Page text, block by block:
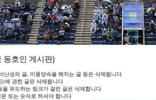
동호인 게시판)
난성의 글, 미풍양속을 해치는 글 등은 삭제됩니다
에 관한 글은 삭제됩니다
유도하는 링크가 걸린 글은 삭제합니다
또는 숫자로 하셔야 합니다